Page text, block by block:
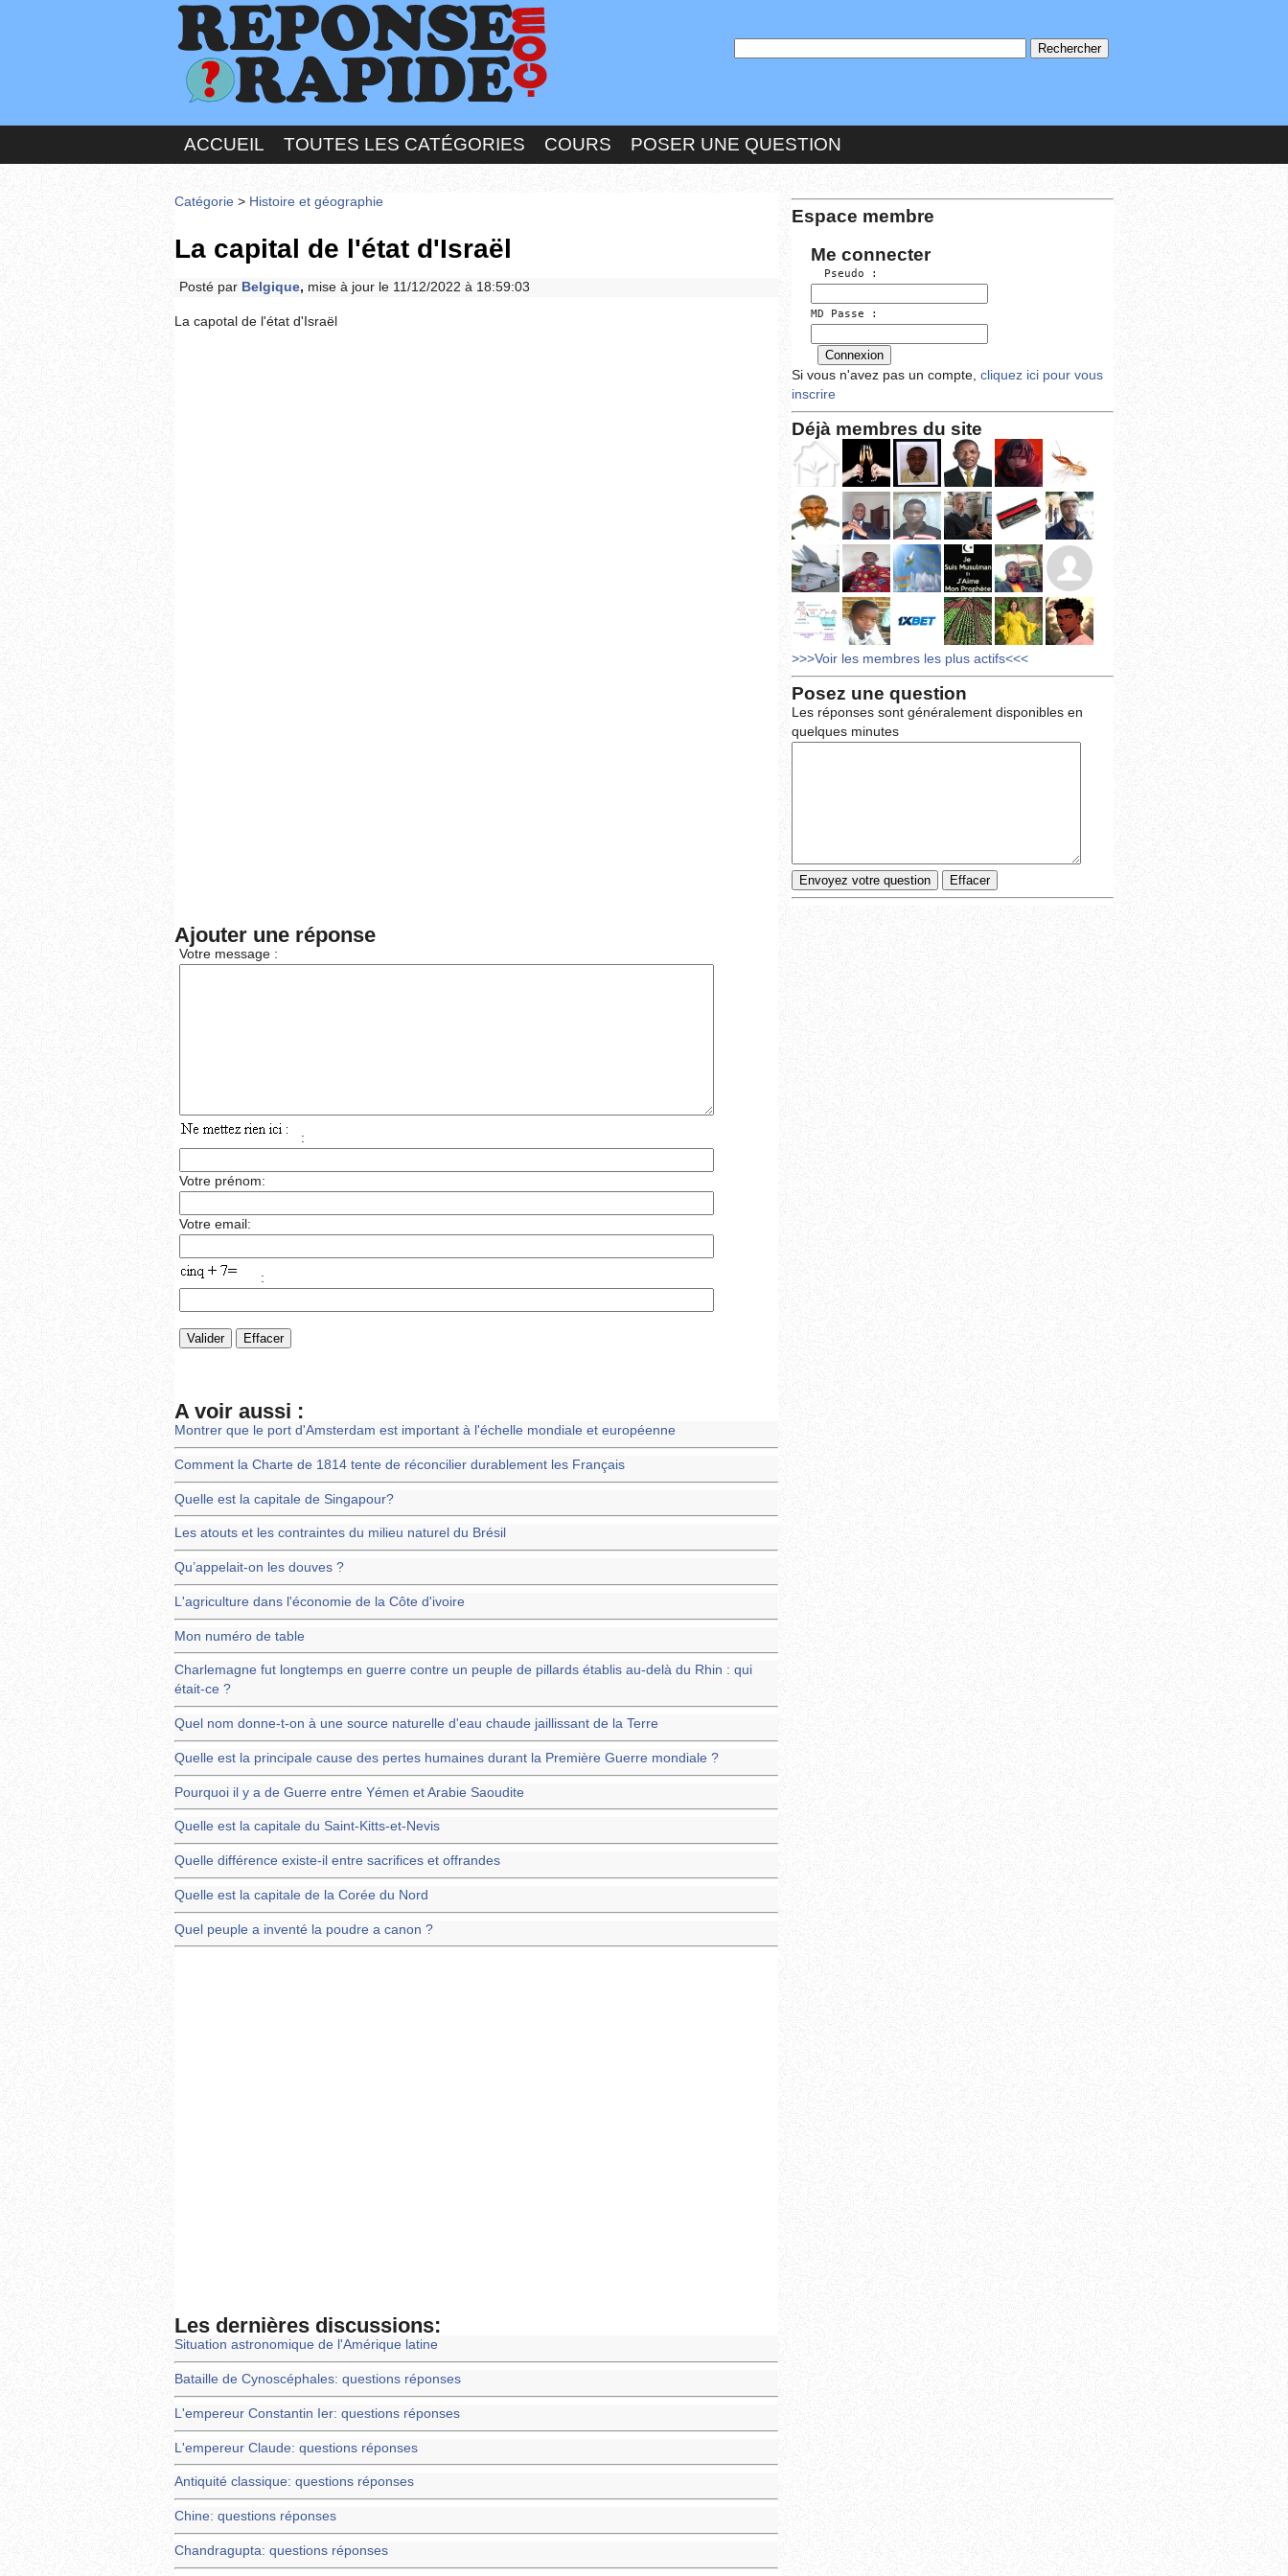
ACCUEIL TOUTES LES CATÉGORIES COURS POSER UNE QUESTION
Catégorie > Histoire et géographie
La capital de l'état d'Israël
Posté par Belgique, mise à jour le 11/12/2022 à 18:59:03
La capotal de l'état d'Israël
Ajouter une réponse
Votre message :
:
Votre prénom:
Votre email:
:
A voir aussi :
Montrer que le port d'Amsterdam est important à l'échelle mondiale et européenne
Comment la Charte de 1814 tente de réconcilier durablement les Français
Quelle est la capitale de Singapour?
Les atouts et les contraintes du milieu naturel du Brésil
Qu’appelait-on les douves ?
L'agriculture dans l'économie de la Côte d'ivoire
Mon numéro de table
Charlemagne fut longtemps en guerre contre un peuple de pillards établis au-delà du Rhin : qui
était-ce ?
Quel nom donne-t-on à une source naturelle d'eau chaude jaillissant de la Terre
Quelle est la principale cause des pertes humaines durant la Première Guerre mondiale ?
Pourquoi il y a de Guerre entre Yémen et Arabie Saoudite
Quelle est la capitale du Saint-Kitts-et-Nevis
Quelle différence existe-il entre sacrifices et offrandes
Quelle est la capitale de la Corée du Nord
Quel peuple a inventé la poudre a canon ?
Les dernières discussions:
Situation astronomique de l'Amérique latine
Bataille de Cynoscéphales: questions réponses
L'empereur Constantin Ier: questions réponses
L'empereur Claude: questions réponses
Antiquité classique: questions réponses
Chine: questions réponses
Chandragupta: questions réponses
Espace membre
Me connecter
  Pseudo :
MD Passe :
Si vous n'avez pas un compte, cliquez ici pour vous
inscrire
Déjà membres du site
>>>Voir les membres les plus actifs<<<
Posez une question
Les réponses sont généralement disponibles en
quelques minutes